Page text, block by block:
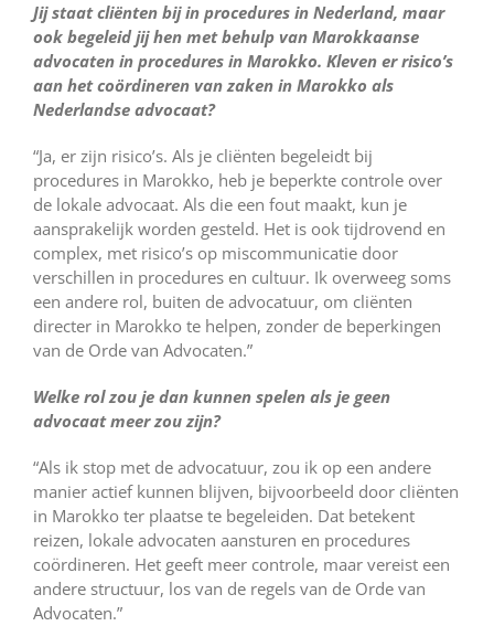
Jij staat cliënten bij in procedures in Nederland, maar
ook begeleid jij hen met behulp van Marokkaanse
advocaten in procedures in Marokko. Kleven er risico’s
aan het coördineren van zaken in Marokko als
Nederlandse advocaat?
“Ja, er zijn risico’s. Als je cliënten begeleidt bij
procedures in Marokko, heb je beperkte controle over
de lokale advocaat. Als die een fout maakt, kun je
aansprakelijk worden gesteld. Het is ook tijdrovend en
complex, met risico’s op miscommunicatie door
verschillen in procedures en cultuur. Ik overweeg soms
een andere rol, buiten de advocatuur, om cliënten
directer in Marokko te helpen, zonder de beperkingen
van de Orde van Advocaten.”
Welke rol zou je dan kunnen spelen als je geen
advocaat meer zou zijn?
“Als ik stop met de advocatuur, zou ik op een andere
manier actief kunnen blijven, bijvoorbeeld door cliënten
in Marokko ter plaatse te begeleiden. Dat betekent
reizen, lokale advocaten aansturen en procedures
coördineren. Het geeft meer controle, maar vereist een
andere structuur, los van de regels van de Orde van
Advocaten.”